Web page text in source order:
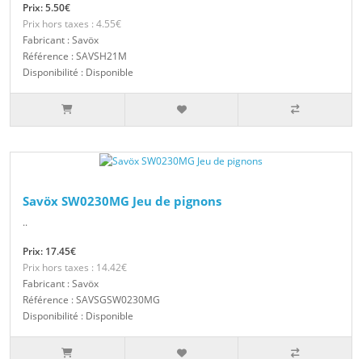
Prix: 5.50€
Prix hors taxes : 4.55€
Fabricant : Savöx
Référence : SAVSH21M
Disponibilité : Disponible
Savöx SW0230MG Jeu de pignons
..
Prix: 17.45€
Prix hors taxes : 14.42€
Fabricant : Savöx
Référence : SAVSGSW0230MG
Disponibilité : Disponible